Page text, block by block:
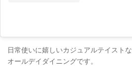
日常使いに嬉しいカジュアルテイストな
オールデイダイニングです。